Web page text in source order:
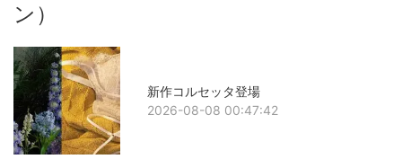
ン）
新作コルセッタ登場
2026-08-08 00:47:42